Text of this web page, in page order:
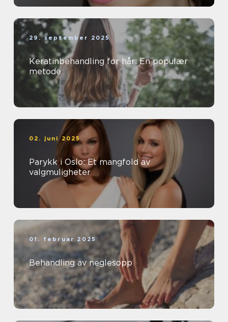
29. september 2025
Keratinbehandling for hår: En populær
metode
02. juni 2025
Parykk i Oslo: Et mangfold av
valgmuligheter
01. februar 2025
Behandling av neglesopp